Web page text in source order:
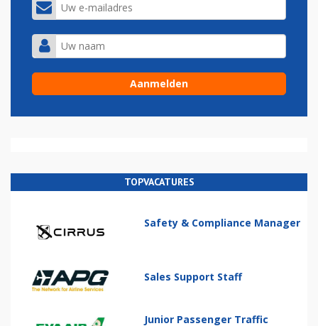
TOPVACATURES
Safety & Compliance Manager
Sales Support Staff
Junior Passenger Traffic